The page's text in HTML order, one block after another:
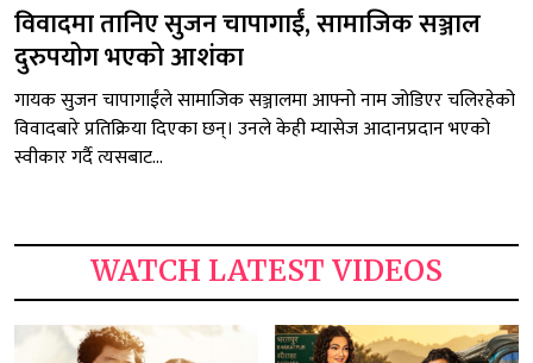
विवादमा तानिए सुजन चापागाईं, सामाजिक सञ्जाल
दुरुपयोग भएको आशंका
गायक सुजन चापागाईंले सामाजिक सञ्जालमा आफ्नो नाम जोडिएर चलिरहेको
विवादबारे प्रतिक्रिया दिएका छन्। उनले केही म्यासेज आदानप्रदान भएको
स्वीकार गर्दै त्यसबाट...
WATCH LATEST VIDEOS